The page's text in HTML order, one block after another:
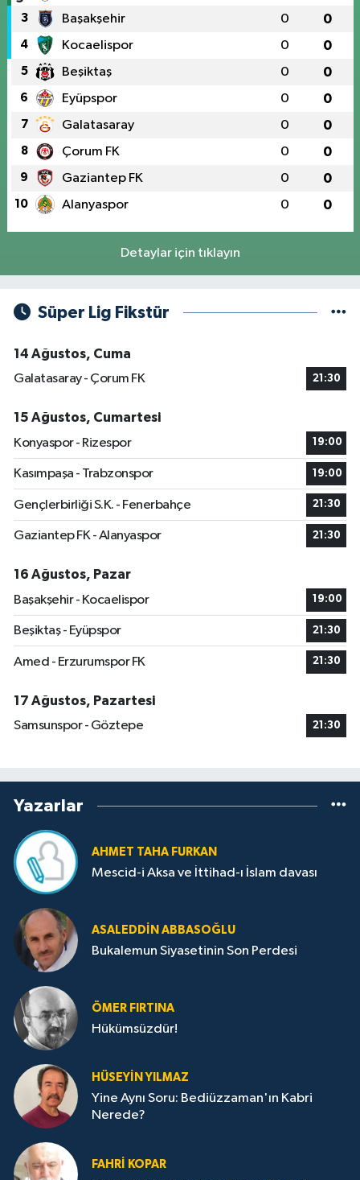
3 Başakşehir 0 0
4 Kocaelispor 0 0
5 Beşiktaş 0 0
6 Eyüpspor 0 0
7 Galatasaray 0 0
8 Çorum FK 0 0
9 Gaziantep FK 0 0
10 Alanyaspor 0 0
Detaylar için tıklayın
Süper Lig Fikstür
14 Ağustos, Cuma
Galatasaray - Çorum FK
21:30
15 Ağustos, Cumartesi
Konyaspor - Rizespor
19:00
Kasımpaşa - Trabzonspor 19:00
Gençlerbirliği S.K. - Fenerbahçe 21:30
Gaziantep FK - Alanyaspor 21:30
16 Ağustos, Pazar
Başakşehir - Kocaelispor
19:00
Beşiktaş - Eyüpspor 21:30
Amed - Erzurumspor FK 21:30
17 Ağustos, Pazartesi
Samsunspor - Göztepe
21:30
Yazarlar
AHMET TAHA FURKAN
Mescid-i Aksa ve İttihad-ı İslam davası
ASALEDDIN ABBASOĞLU
Bukalemun Siyasetinin Son Perdesi
ÖMER FIRTINA
Hükümsüzdür!
HÜSEYIN YILMAZ
Yine Aynı Soru: Bediüzzaman'ın Kabri
Nerede?
FAHRI KOPAR